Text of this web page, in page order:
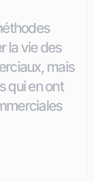
la vie des
mais
qui en ont